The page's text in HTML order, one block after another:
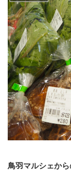
鳥羽マルシェから